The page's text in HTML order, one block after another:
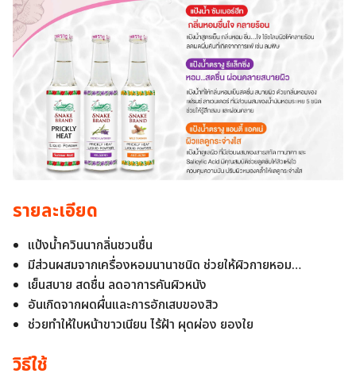
รายละเอียด
แป้งน้ำควินนากลิ่นชวนชื่น
มีส่วนผสมจากเครื่องหอมนานาชนิด ช่วยให้ผิวกายหอม…
เย็นสบาย สดชื่น ลดอาการคันผิวหนัง
อันเกิดจากผดผื่นและการอักเสบของสิว
ช่วยทำให้ใบหน้าขาวเนียน ไร้ฝ้า ผุดผ่อง ยองใย
วิธีใช้